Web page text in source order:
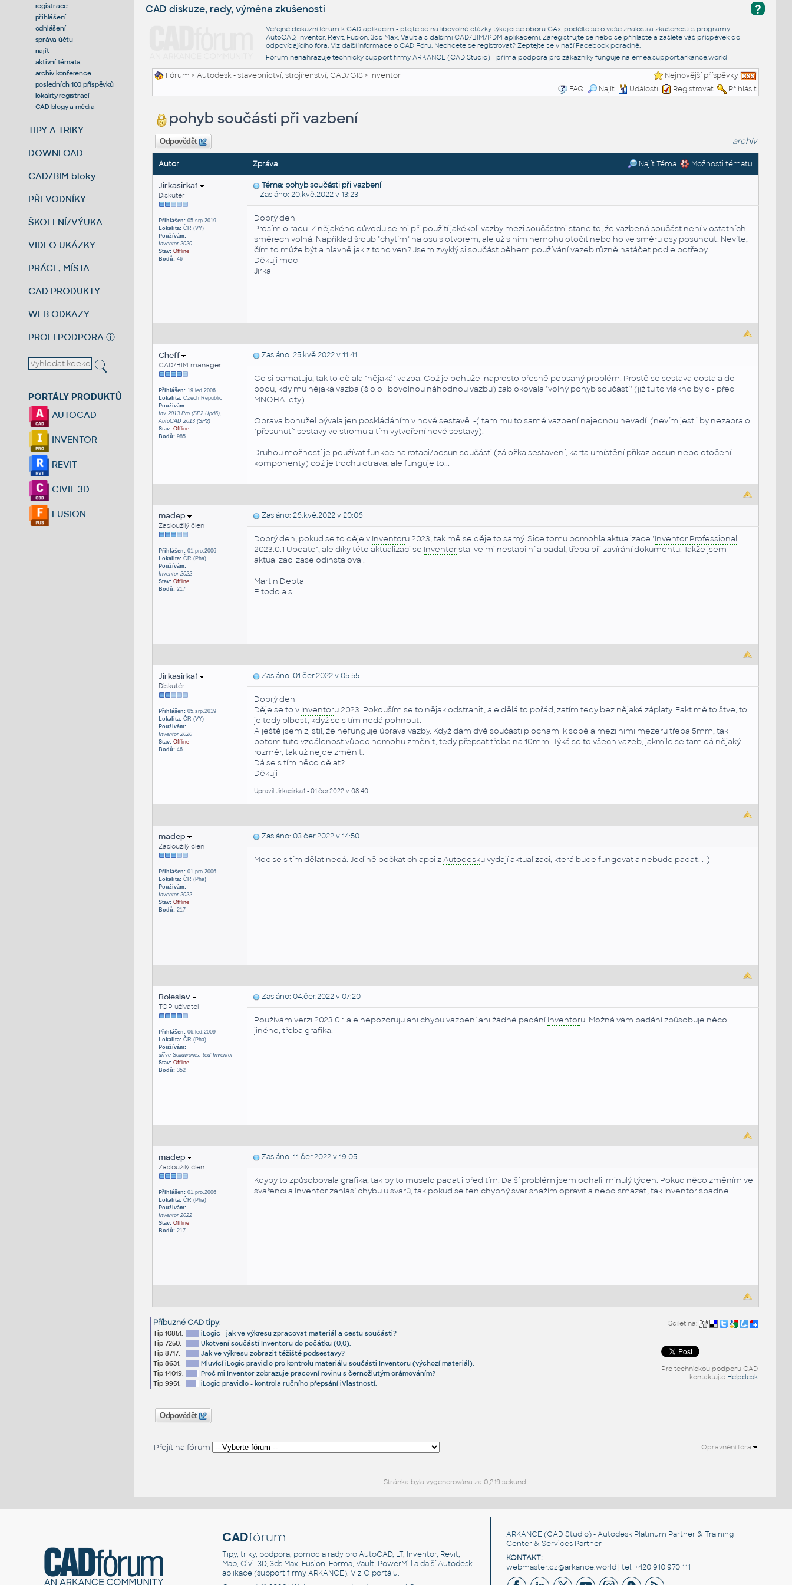
registrace
přihlášení
odhlášení
správa účtu
najít
aktivní témata
archiv konference
posledních 100 příspěvků
lokality registrací
CAD blogy a média
TIPY A TRIKY
DOWNLOAD
CAD/BIM bloky
PŘEVODNÍKY
ŠKOLENÍ/VÝUKA
VIDEO UKÁZKY
PRÁCE, MÍSTA
CAD PRODUKTY
WEB ODKAZY
PROFI PODPORA ⓘ
PORTÁLY PRODUKTŮ
AUTOCAD
INVENTOR
REVIT
CIVIL 3D
FUSION
?
CAD diskuze, rady, výměna zkušeností
Veřejné diskuzní fórum k CAD aplikacím - ptejte se na libovolné otázky týkající se oboru CAx, podělte se o vaše znalosti a zkušenosti s programy
AutoCAD, Inventor, Revit, Fusion, 3ds Max, Vault a s dalšími CAD/BIM/PDM aplikacemi. Zaregistrujte se nebo se přihlašte a zašlete váš příspěvek do
odpovídajícího fóra. Viz další informace o CAD Fóru. Nechcete se registrovat? Zeptejte se v naší Facebook poradně.
Fórum nenahrazuje technický support firmy ARKANCE (CAD Studio) - přímá podpora pro zákazníky funguje na emea.support.arkance.world
Fórum >Autodesk - stavebnictví, strojírenství, CAD/GIS> Inventor
Nejnovější příspěvky
FAQ
Najít Události Registrovat Přihlásit
pohyb součásti při vazbení
Odpovědět archiv
Autor Zpráva Najít Téma Možnosti tématu
Jirkasirka1
Diskutér
Přihlášen:05.srp.2019
Lokalita:ČR (VY)
Používám:
Inventor 2020
Stav: Offline
Bodů:46
Téma: pohyb součásti při vazbení
Zasláno: 20.kvě.2022 v 13:23
Dobrý den
Prosím o radu. Z nějakého důvodu se mi při použití jakékoli vazby mezi součástmi stane to, že vazbená součást není v ostatních
směrech volná. Například šroub "chytím" na osu s otvorem, ale už s ním nemohu otočit nebo ho ve směru osy posunout. Nevíte,
čím to může být a hlavně jak z toho ven? Jsem zvyklý si součást během používání vazeb různě natáčet podle potřeby.
Děkuji moc
Jirka
Cheff
CAD/BIM manager
Přihlášen:19.led.2006
Lokalita:Czech Republic
Používám:
Inv 2013 Pro (SP2 Upd6),
AutoCAD 2013 (SP2)
Stav: Offline
Bodů:985
Zasláno: 25.kvě.2022 v 11:41
Co si pamatuju, tak to dělala "nějaká" vazba. Což je bohužel naprosto přesně popsaný problém. Prostě se sestava dostala do
bodu, kdy mu nějaká vazba (šlo o libovolnou náhodnou vazbu) zablokovala "volný pohyb součástí" (již tu to vlákno bylo - před
MNOHA lety).
Oprava bohužel bývala jen poskládáním v nové sestavě :-( tam mu to samé vazbení najednou nevadí. (nevím jestli by nezabralo
"přesunutí" sestavy ve stromu a tím vytvoření nové sestavy).
Druhou možností je používat funkce na rotaci/posun součásti (záložka sestavení, karta umístění příkaz posun nebo otočení
komponenty) což je trochu otrava, ale funguje to...
madep
Zasloužilý člen
Přihlášen:01.pro.2006
Lokalita:ČR (Pha)
Používám:
Inventor 2022
Stav: Offline
Bodů:217
Zasláno: 26.kvě.2022 v 20:06
Dobrý den, pokud se to děje v Inventoru 2023, tak mě se děje to samý. Sice tomu pomohla aktualizace "Inventor Professional
2023.0.1 Update", ale díky této aktualizaci se Inventorstal velmi nestabilní a padal, třeba při zavírání dokumentu. Takže jsem
aktualizaci zase odinstaloval.
Martin Depta
Eltodo a.s.
Jirkasirka1
Diskutér
Přihlášen:05.srp.2019
Lokalita:ČR (VY)
Používám:
Inventor 2020
Stav: Offline
Bodů:46
Zasláno: 01.čer.2022 v 05:55
Dobrý den
Děje se to v Inventoru 2023. Pokouším se to nějak odstranit, ale dělá to pořád, zatím tedy bez nějaké záplaty. Fakt mě to štve, to
je tedy blbost, když se s tím nedá pohnout.
A ještě jsem zjistil, že nefunguje úprava vazby. Když dám dvě součásti plochami k sobě a mezi nimi mezeru třeba 5mm, tak
potom tuto vzdálenost vůbec nemohu změnit, tedy přepsat třeba na 10mm. Týká se to všech vazeb, jakmile se tam dá nějaký
rozměr, tak už nejde změnit.
Dá se s tím něco dělat?
Děkuji
Upravil Jirkasirka1 - 01.čer.2022 v 08:40
madep
Zasloužilý člen
Přihlášen:01.pro.2006
Lokalita:ČR (Pha)
Používám:
Inventor 2022
Stav: Offline
Bodů:217
Zasláno: 03.čer.2022 v 14:50
Moc se s tím dělat nedá. Jedině počkat chlapci zAutodesku vydají aktualizaci, která bude fungovat a nebude padat. :-)
Boleslav
TOP uživatel
Přihlášen:06.led.2009
Lokalita:ČR (Pha)
Používám:
dříve Solidworks, teď Inventor
Stav: Offline
Bodů:352
Zasláno: 04.čer.2022 v 07:20
Používám verzi 2023.0.1 ale nepozoruju ani chybu vazbení ani žádné padáníInventoru. Možná vám padání způsobuje něco
jiného, třeba grafika.
madep
Zasloužilý člen
Přihlášen:01.pro.2006
Lokalita:ČR (Pha)
Používám:
Inventor 2022
Stav: Offline
Bodů:217
Zasláno: 11.čer.2022 v 19:05
Kdyby to způsobovala grafika, tak by to muselo padat i před tím. Další problém jsem odhalil minulý týden. Pokud něco změním ve
svařenci a Inventorzahlásí chybu u svarů, tak pokud se ten chybný svar snažím opravit a nebo smazat, tak Inventorspadne.
Sdílet na:
Pro technickou podporu CAD
kontaktujte Helpdesk
Příbuzné CAD tipy:
Tip 10851:
iLogic - jak ve výkresu zpracovat materiál a cestu součásti?
Tip 7250:
Ukotvení součástí Inventoru do počátku (0,0).
Tip 8717:
Jak ve výkresu zobrazit těžiště podsestavy?
Tip 8631:
Mluvící iLogic pravidlo pro kontrolu materiálu součásti Inventoru (výchozí materiál).
Tip 14019:
Proč mi Inventor zobrazuje pracovní rovinu s černožlutým orámováním?
Tip 9951:
iLogic pravidlo - kontrola ručního přepsání iVlastností.
Odpovědět
Přejít na fórum Oprávnění fóra
Stránka byla vygenerována za 0,219 sekund.
CADfórum
Tipy, triky, podpora, pomoc a rady pro AutoCAD, LT, Inventor, Revit,
Map, Civil 3D, 3ds Max, Fusion, Forma, Vault, PowerMill a další Autodesk
aplikace (support firmy ARKANCE). VizO portálu.
ARKANCE (CAD Studio) - Autodesk Platinum Partner & Training
Center & Services Partner
KONTAKT:
webmaster.cz@arkance.world | tel. +420 910 970 111